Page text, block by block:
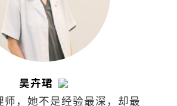
吴卉珺
师，她不是经验最深，却最